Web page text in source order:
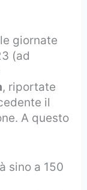
giornate
(ad
, riportate
il
A questo
sino a 150